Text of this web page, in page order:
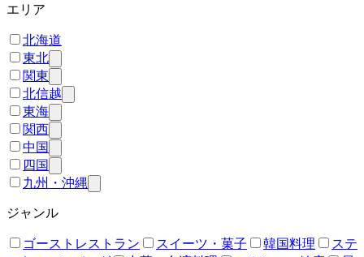
エリア
北海道
東北
関東
北信越
東海
関西
中国
四国
九州・沖縄
ジャンル
ゴーストレストラン スイーツ・菓子 韓国料理
ステ